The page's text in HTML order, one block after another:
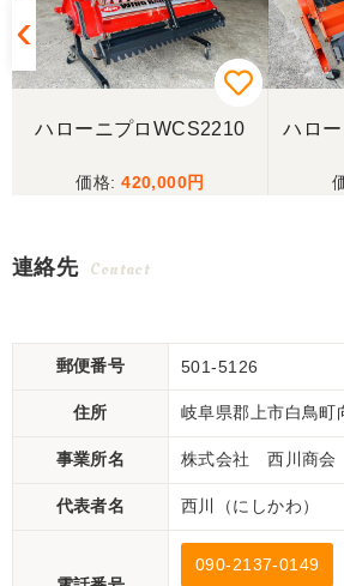
ハローニプロWCS2210
420,000
ハロ
連絡先 Contact
郵便番号 501-5126
住所 岐阜県郡上市白鳥
事業所名 株式会社 西川商会
代表者名 西川（にしかわ）
090-2137-0149